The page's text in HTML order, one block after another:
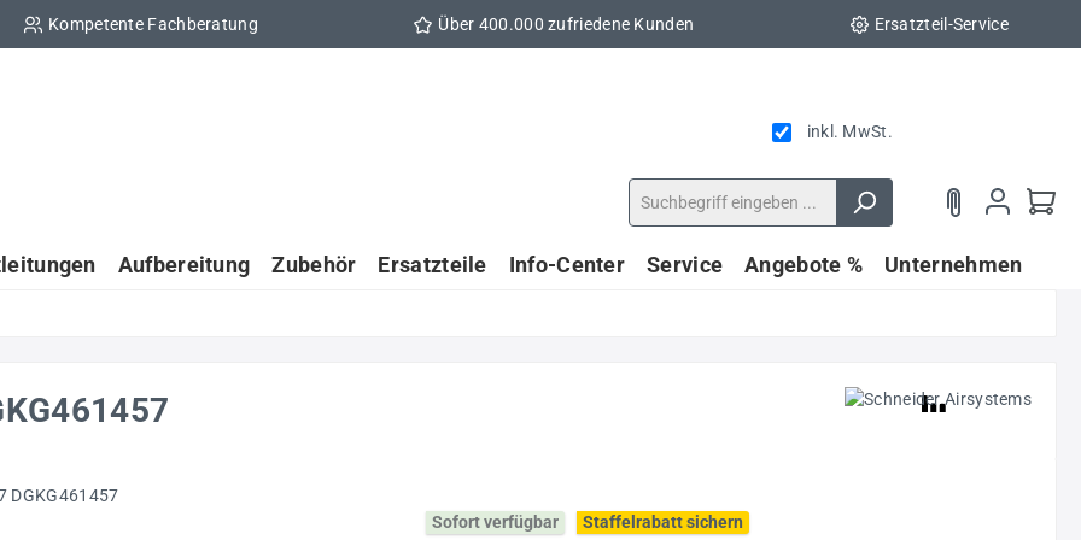
Kompetente Fachberatung Über 400.000 zufriedene Kunden Ersatzteil-Service
inkl. MwSt.
Aufbereitung Zubehör Ersatzteile Info-Center Service Angebote % Unternehmen
Sofort verfügbar
Staffelrabatt sichern